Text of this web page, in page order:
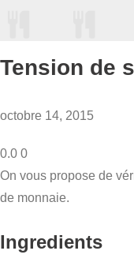
Tension de
octobre 14, 2015
0.0 0
On vous propose de
de monnaie.
Ingredients